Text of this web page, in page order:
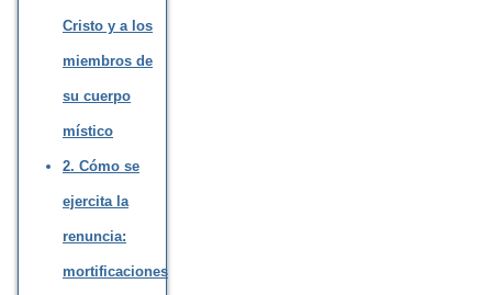
Cristo y a los
miembros de
su cuerpo
místico
2. Cómo se
ejercita la
renuncia:
mortificaciones